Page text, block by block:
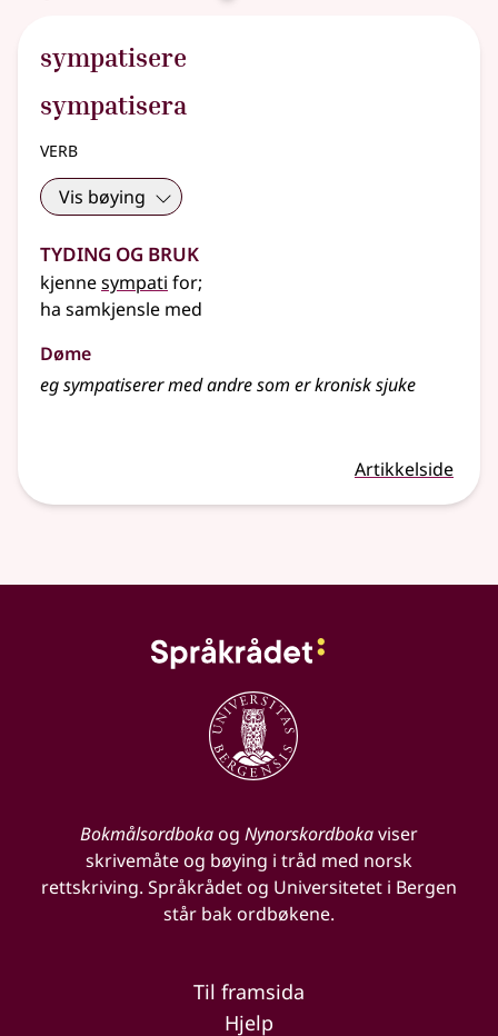
sympatisere
sympatisera
verb
Vis bøying
Tyding og bruk
kjennesympati for;
ha samkjensle med
Døme
eg sympatiserer med andre som er kronisk sjuke
Artikkelside
Bokmålsordbokaog Nynorskordbokaviser
skrivemåte og bøying i tråd med norsk
rettskriving. Språkrådet og Universitetet i Bergen
står bak ordbøkene.
Til framsida
Hjelp